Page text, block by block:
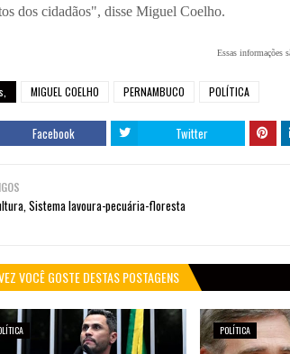
dos cidadãos", disse Miguel Coelho.
Essas informações
MIGUEL COELHO PERNAMBUCO POLÍTICA
Facebook Twitter
Sistema lavoura-pecuária-floresta
VOCÊ GOSTE DESTAS POSTAGENS
POLÍTICA